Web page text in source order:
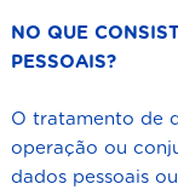
NO QUE
PESSOAIS?
O tratamento de
operação ou
dados pessoais